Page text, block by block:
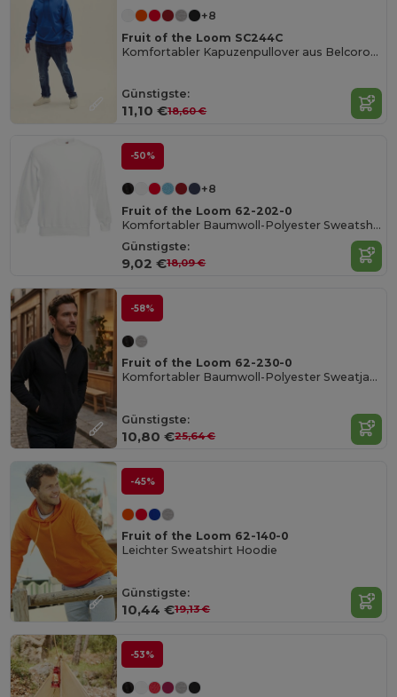
+8
Fruit of the Loom SC244C
Komfortabler Kapuzenpullover aus Belcoro® Garn
Günstigste:
11,10 €18,60 €
-50%
+8
Fruit of the Loom 62-202-0
Komfortabler Baumwoll-Polyester Sweatshirt
Günstigste:
9,02 €18,09 €
-58%
Fruit of the Loom 62-230-0
Komfortabler Baumwoll-Polyester Sweatjacke mit Reißverschluss
Günstigste:
10,80 €25,64 €
-45%
Fruit of the Loom 62-140-0
Leichter Sweatshirt Hoodie
Günstigste:
10,44 €19,13 €
-53%